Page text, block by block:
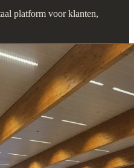
platform voor klanten,